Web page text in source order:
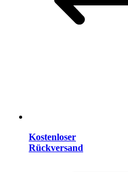
Kostenloser
Rückversand